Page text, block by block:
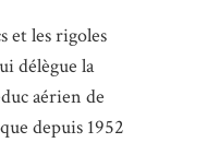
et les rigoles
délègue la
aérien de
depuis 1952